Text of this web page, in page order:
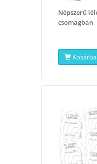
Népszerű
csomagban
Kosárba